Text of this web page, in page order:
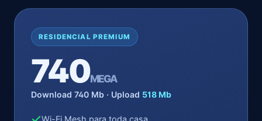
RESIDENCIAL PREMIUM
740MEGA
Download 740 Mb · Upload 518 Mb
Wi-Fi Mesh para toda casa